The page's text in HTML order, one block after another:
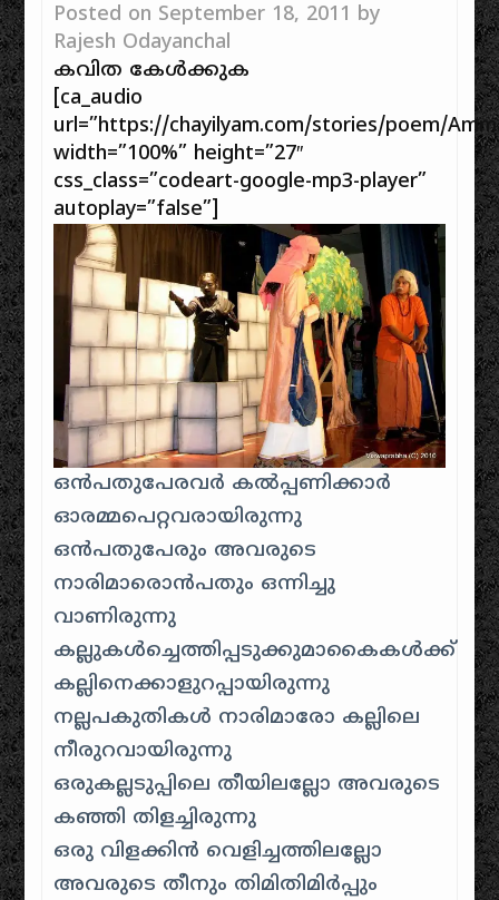
Posted on September 18, 2011 by
Rajesh Odayanchal
കവിത കേൾക്കുക
[ca_audio
url=”https://chayilyam.com/stories/poem/
width=”100%” height=”27″
css_class=”codeart-google-mp3-player”
autoplay=”false”]
ഒന്‍പതുപേരവര്‍ കല്‍പ്പണിക്കാര്‍
ഓരമ്മപെറ്റവരായിരുന്നു
ഒന്‍പതുപേരും അവരുടെ
നാരിമാരൊന്‍പതും ഒന്നിച്ചു
വാണിരുന്നു
കല്ലുകള്‍ച്ചെത്തിപ്പടുക്കുമാകൈകള്‍ക്ക്
കല്ലിനെക്കാളുറപ്പായിരുന്നു
നല്ലപകുതികള്‍ നാരിമാരോ കല്ലിലെ
നീരുറവായിരുന്നു
ഒരുകല്ലടുപ്പിലെ തീയിലല്ലോ അവരുടെ
കഞ്ഞി തിളച്ചിരുന്നു
ഒരു വിളക്കിന്‍ വെളിച്ചത്തിലല്ലോ
അവരുടെ തീനും തിമിതിമിര്‍പ്പും